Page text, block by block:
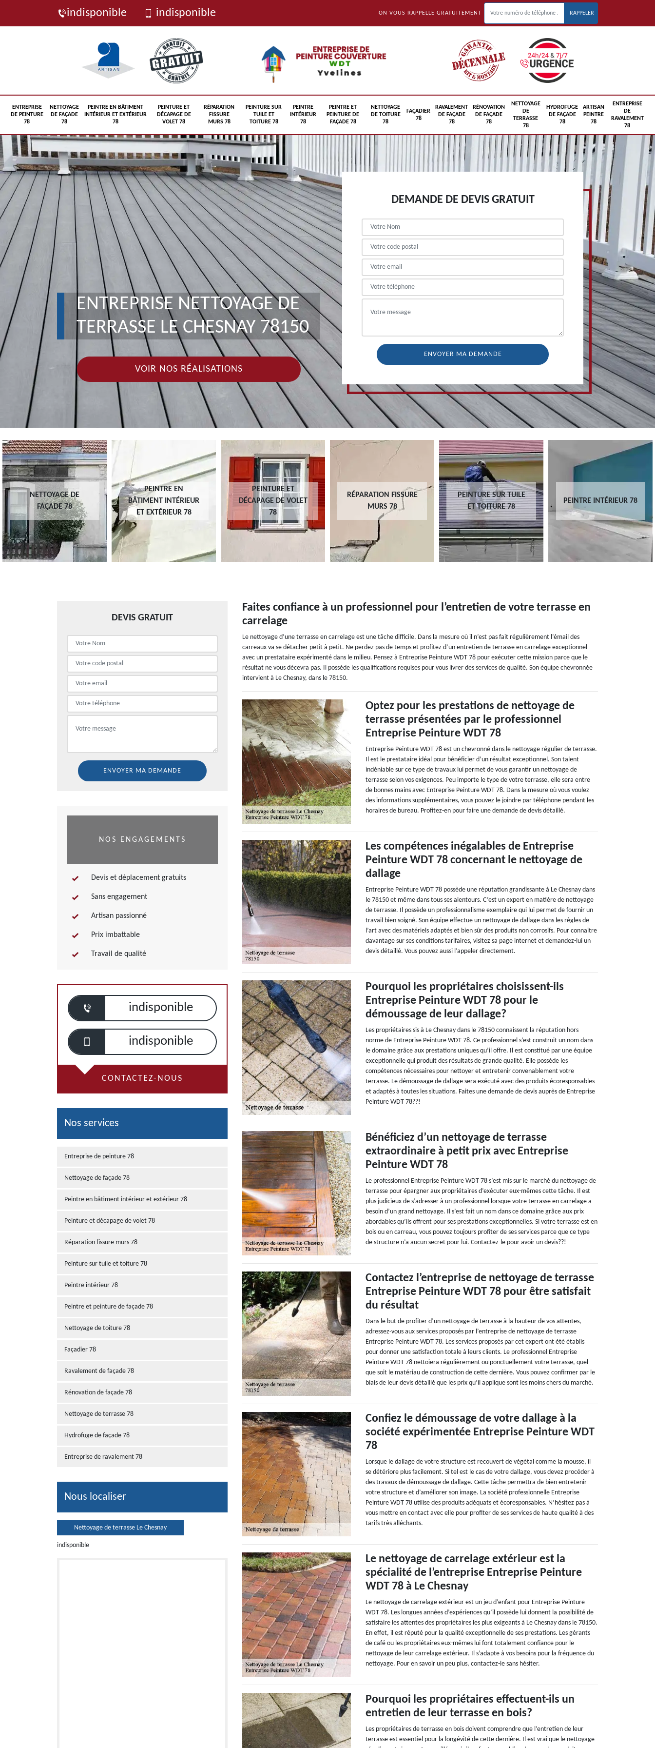
indisponible indisponible ON VOUS RAPPELLE GRATUITEMENT
ENTREPRISE
DE PEINTURE
78
NETTOYAGE
DE FAÇADE
78
PEINTRE EN BÂTIMENT
INTÉRIEUR ET EXTÉRIEUR
78
PEINTURE ET
DÉCAPAGE DE
VOLET 78
RÉPARATION
FISSURE
MURS 78
PEINTURE SUR
TUILE ET
TOITURE 78
PEINTRE
INTÉRIEUR
78
PEINTRE ET
PEINTURE DE
FAÇADE 78
NETTOYAGE
DE TOITURE
78
FAÇADIER
78
RAVALEMENT
DE FAÇADE
78
RÉNOVATION
DE FAÇADE
78
NETTOYAGE
DE
TERRASSE
78
HYDROFUGE
DE FAÇADE
78
ARTISAN
PEINTRE
78
ENTREPRISE
DE
RAVALEMENT
78
ENTREPRISE NETTOYAGE DE
TERRASSE LE CHESNAY 78150
VOIR NOS RÉALISATIONS
DEMANDE DE DEVIS GRATUIT
NETTOYAGE DE
FAÇADE 78
PEINTRE EN
BÂTIMENT INTÉRIEUR
ET EXTÉRIEUR 78
PEINTURE ET
DÉCAPAGE DE VOLET
78
RÉPARATION FISSURE
MURS 78
PEINTURE SUR TUILE
ET TOITURE 78
PEINTRE INTÉRIEUR 78
DEVIS GRATUIT
NOS ENGAGEMENTS
Devis et déplacement gratuits
Sans engagement
Artisan passionné
Prix imbattable
Travail de qualité
indisponible
indisponible
CONTACTEZ-NOUS
Nos services
Entreprise de peinture 78
Nettoyage de façade 78
Peintre en bâtiment intérieur et extérieur 78
Peinture et décapage de volet 78
Réparation fissure murs 78
Peinture sur tuile et toiture 78
Peintre intérieur 78
Peintre et peinture de façade 78
Nettoyage de toiture 78
Façadier 78
Ravalement de façade 78
Rénovation de façade 78
Nettoyage de terrasse 78
Hydrofuge de façade 78
Entreprise de ravalement 78
Nous localiser
Nettoyage de terrasse Le Chesnay
indisponible
Faites confiance à un professionnel pour l’entretien de votre terrasse en
carrelage
Le nettoyage d’une terrasse en carrelage est une tâche difficile. Dans la mesure où il n’est pas fait régulièrement l’émail des
carreaux va se détacher petit à petit. Ne perdez pas de temps et profitez d’un entretien de terrasse en carrelage exceptionnel
avec un prestataire expérimenté dans le milieu. Pensez à Entreprise Peinture WDT 78 pour exécuter cette mission parce que le
résultat ne vous décevra pas. Il possède les qualifications requises pour vous livrer des services de qualité. Son équipe chevronnée
intervient à Le Chesnay, dans le 78150.
Optez pour les prestations de nettoyage de
terrasse présentées par le professionnel
Entreprise Peinture WDT 78
Entreprise Peinture WDT 78 est un chevronné dans le nettoyage régulier de terrasse.
Il est le prestataire idéal pour bénéficier d’un résultat exceptionnel. Son talent
indéniable sur ce type de travaux lui permet de vous garantir un nettoyage de
terrasse selon vos exigences. Peu importe le type de votre terrasse, elle sera entre
de bonnes mains avec Entreprise Peinture WDT 78. Dans la mesure où vous voulez
des informations supplémentaires, vous pouvez le joindre par téléphone pendant les
horaires de bureau. Profitez-en pour faire une demande de devis détaillé.
Les compétences inégalables de Entreprise
Peinture WDT 78 concernant le nettoyage de
dallage
Entreprise Peinture WDT 78 possède une réputation grandissante à Le Chesnay dans
le 78150 et même dans tous ses alentours. C’est un expert en matière de nettoyage
de terrasse. Il possède un professionnalisme exemplaire qui lui permet de fournir un
travail bien soigné. Son équipe effectue un nettoyage de dallage dans les règles de
l’art avec des matériels adaptés et bien sûr des produits non corrosifs. Pour connaitre
davantage sur ses conditions tarifaires, visitez sa page internet et demandez-lui un
devis détaillé. Vous pouvez aussi l’appeler directement.
Pourquoi les propriétaires choisissent-ils
Entreprise Peinture WDT 78 pour le
démoussage de leur dallage?
Les propriétaires sis à Le Chesnay dans le 78150 connaissent la réputation hors
norme de Entreprise Peinture WDT 78. Ce professionnel s’est construit un nom dans
le domaine grâce aux prestations uniques qu’il offre. Il est constitué par une équipe
exceptionnelle qui produit des résultats de grande qualité. Elle possède les
compétences nécessaires pour nettoyer et entretenir convenablement votre
terrasse. Le démoussage de dallage sera exécuté avec des produits écoresponsables
et adaptés à toutes les situations. Faites une demande de devis auprès de Entreprise
Peinture WDT 78??!
Bénéficiez d’un nettoyage de terrasse
extraordinaire à petit prix avec Entreprise
Peinture WDT 78
Le professionnel Entreprise Peinture WDT 78 s’est mis sur le marché du nettoyage de
terrasse pour épargner aux propriétaires d’exécuter eux-mêmes cette tâche. Il est
plus judicieux de s’adresser à un professionnel lorsque votre terrasse en carrelage a
besoin d’un grand nettoyage. Il s’est fait un nom dans ce domaine grâce aux prix
abordables qu’ils offrent pour ses prestations exceptionnelles. Si votre terrasse est en
bois ou en carreau, vous pouvez toujours profiter de ses services parce que ce type
de structure n’a aucun secret pour lui. Contactez-le pour avoir un devis??!
Contactez l’entreprise de nettoyage de terrasse
Entreprise Peinture WDT 78 pour être satisfait
du résultat
Dans le but de profiter d’un nettoyage de terrasse à la hauteur de vos attentes,
adressez-vous aux services proposés par l’entreprise de nettoyage de terrasse
Entreprise Peinture WDT 78. Les services proposés par cet expert ont été établis
pour donner une satisfaction totale à leurs clients. Le professionnel Entreprise
Peinture WDT 78 nettoiera régulièrement ou ponctuellement votre terrasse, quel
que soit le matériau de construction de cette dernière. Vous pouvez confirmer par le
biais de leur devis détaillé que les prix qu’il applique sont les moins chers du marché.
Confiez le démoussage de votre dallage à la
société expérimentée Entreprise Peinture WDT
78
Lorsque le dallage de votre structure est recouvert de végétal comme la mousse, il
se détériore plus facilement. Si tel est le cas de votre dallage, vous devez procéder à
des travaux de démoussage de dallage. Cette tâche permettra de bien entretenir
votre structure et d’améliorer son image. La société professionnelle Entreprise
Peinture WDT 78 utilise des produits adéquats et écoresponsables. N’hésitez pas à
vous mettre en contact avec elle pour profiter de ses services de haute qualité à des
tarifs très alléchants.
Le nettoyage de carrelage extérieur est la
spécialité de l’entreprise Entreprise Peinture
WDT 78 à Le Chesnay
Le nettoyage de carrelage extérieur est un jeu d’enfant pour Entreprise Peinture
WDT 78. Les longues années d’expériences qu’il possède lui donnent la possibilité de
satisfaire les attentes des propriétaires les plus exigeants à Le Chesnay dans le 78150.
En effet, il est réputé pour la qualité exceptionnelle de ses prestations. Les gérants
de café ou les propriétaires eux-mêmes lui font totalement confiance pour le
nettoyage de leur carrelage extérieur. Il s’adapte à vos besoins pour la fréquence du
nettoyage. Pour en savoir un peu plus, contactez-le sans hésiter.
Pourquoi les propriétaires effectuent-ils un
entretien de leur terrasse en bois?
Les propriétaires de terrasse en bois doivent comprendre que l’entretien de leur
terrasse est essentiel pour la longévité de cette dernière. Il est vrai que le nettoyage